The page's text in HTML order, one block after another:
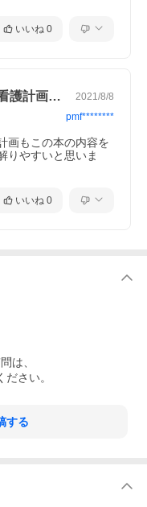
いいね 0
学校の勉強に役立てています。看護計画も… 2021/8/8
pmf********
画もこの本の内容を
りやすいと思いま
いいね 0
は、
さい。
する